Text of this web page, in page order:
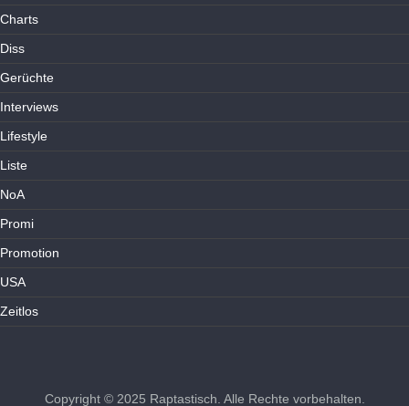
Charts
Diss
Gerüchte
Interviews
Lifestyle
Liste
NoA
Promi
Promotion
USA
Zeitlos
Copyright © 2025 Raptastisch . Alle Rechte vorbehalten.